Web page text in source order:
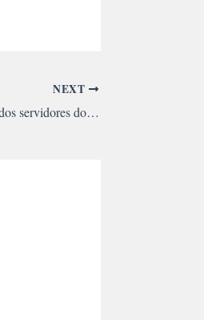
NEXT
Cresce a mobilização dos servidores do Judiciário paulista